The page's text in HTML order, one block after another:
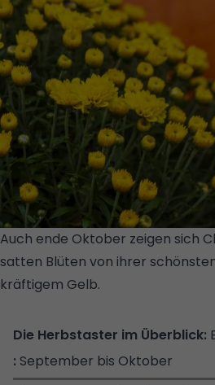
Auch ende Oktober zeigen sich
satten Blüten von ihrer
kräftigem Gelb.
September bis Oktober